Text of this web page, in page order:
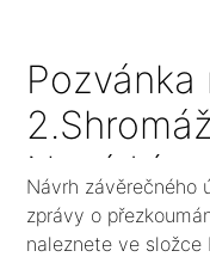
Pozvánka
Nová
2025
Návrh závěrečného
zprávy o
naleznete ve složce